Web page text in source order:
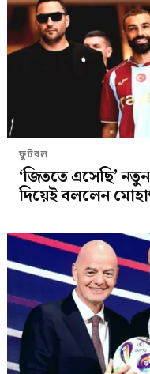
ফুটবল
‘জিততে এসেছি’
দিয়েই বললেন